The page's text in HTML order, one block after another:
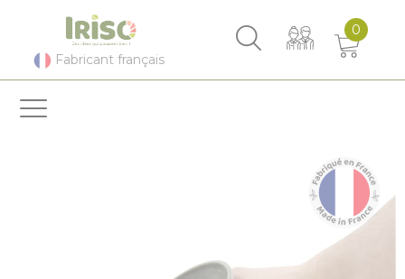
Fabricant français
0
Panneau de gestion des cookies